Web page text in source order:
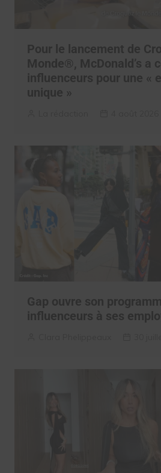
Pour le lancement de
Monde®, McDonald’s a
influenceurs pour une «
unique »
Gap ouvre son
influenceurs à ses